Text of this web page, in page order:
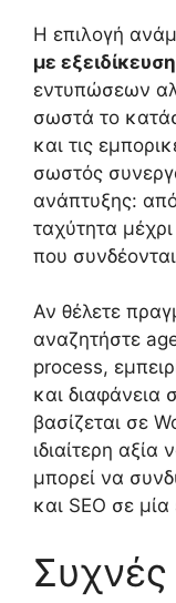
Η επιλογή
με
εντυπώσεων
σωστά το
και τις
σωστός
ανάπτυξης:
ταχύτητα
που
Αν θέλετε
αναζητήστε
process,
και διαφάνεια
βασίζεται σε
ιδιαίτερη
μπορεί να
και SEO σε μία
Συχνές